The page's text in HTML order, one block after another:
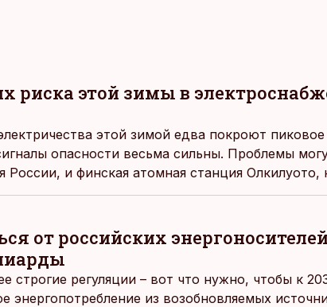
риска этой зимы в
этой зимой едва покроют
опасности весьма сильны. Проблемы
России, и финская атомная станция Олкилуото,
этого.
от российских
строгие регуляции – вот что нужно, чтобы к
энергопотребление из возобновляемых